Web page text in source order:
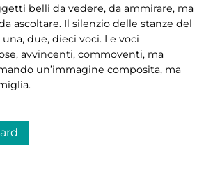
belli da vedere, da ammirare, ma
ascoltare. Il silenzio delle stanze del
due, dieci voci. Le voci
avvincenti, commoventi, ma
un’immagine composita, ma